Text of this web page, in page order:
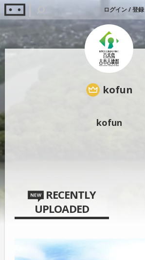
ログイン/登録
kofun
kofun
RECENTLY
UPLOADED